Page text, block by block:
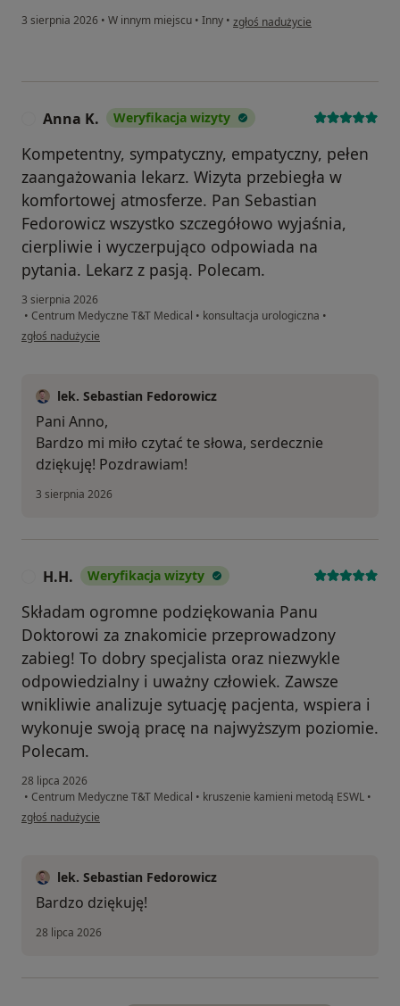
3 sierpnia 2026 • W innym miejscu • Inny • w opinii użytkownika Paweł
zgłoś nadużycie
Anna K. Weryfikacja wizyty
Kompetentny, sympatyczny, empatyczny, pełen
zaangażowania lekarz. Wizyta przebiegła w
komfortowej atmosferze. Pan Sebastian
Fedorowicz wszystko szczegółowo wyjaśnia,
cierpliwie i wyczerpująco odpowiada na
pytania. Lekarz z pasją. Polecam.
3 sierpnia 2026
• Centrum Medyczne T&T Medical • konsultacja urologiczna •
w opinii użytkownika Anna K.
zgłoś nadużycie
lek. Sebastian Fedorowicz
Pani Anno,
Bardzo mi miło czytać te słowa, serdecznie
dziękuję! Pozdrawiam!
3 sierpnia 2026
H.H. Weryfikacja wizyty
Składam ogromne podziękowania Panu
Doktorowi za znakomicie przeprowadzony
zabieg! To dobry specjalista oraz niezwykle
odpowiedzialny i uważny człowiek. Zawsze
wnikliwie analizuje sytuację pacjenta, wspiera i
wykonuje swoją pracę na najwyższym poziomie.
Polecam.
28 lipca 2026
• Centrum Medyczne T&T Medical • kruszenie kamieni metodą ESWL •
w opinii użytkownika H.H.
zgłoś nadużycie
lek. Sebastian Fedorowicz
Bardzo dziękuję!
28 lipca 2026